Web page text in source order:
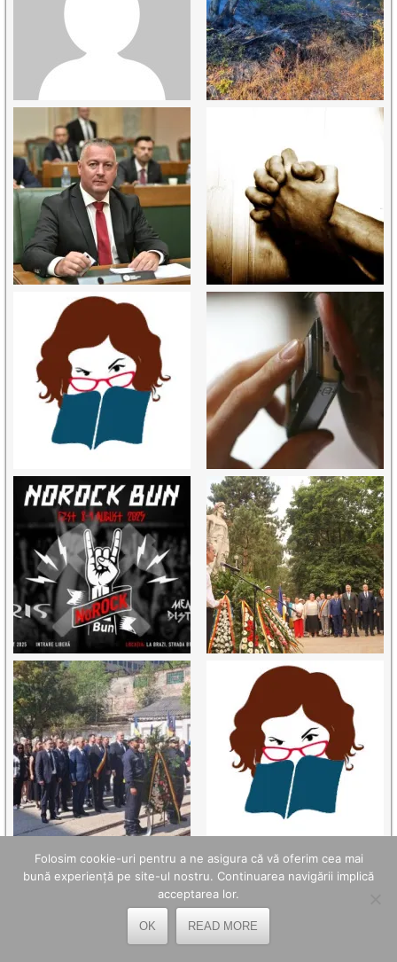
TELEFOANE UTILE
OPC Hunedoara - 0254.214.971
Folosim cookie-uri pentru a ne asigura că vă oferim cea mai
bună experiență pe site-ul nostru. Continuarea navigării implică
acceptarea lor.
OK READ MORE